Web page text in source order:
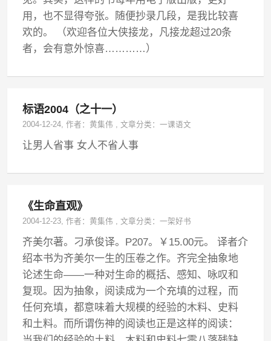
用，也不显得夸张。随便抄录几段，是我比较喜
欢的。 （欢迎各位大侠接龙，凡接龙超过20条
者，会有意外惊喜…………）
标语2004（之十一）
2004-12-24, 作者：黄集伟 ,文章分类：一课语文
让男人省事 女人不省人事
《生命直观》
2004-12-23, 作者：黄集伟 ,文章分类：一架好书
齐美尔著。刁承俊译。P207。￥15.00元。 译者介
绍本书为齐美尔一生的压卷之作。齐完全抽象地
论述生命——一种对生命的概括、感知、咏叹和
复现。因为抽象，阅读成为一个充填的过程，而
任何充填，都意味着大规模的经验的木料、史料
和土料。而所谓伤神的阅读也正是这样的阅读：